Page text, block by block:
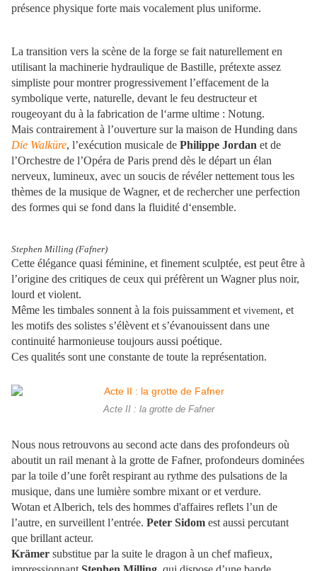
présence physique forte mais vocalement plus uniforme.
La transition vers la scène de la forge se fait naturellement en
utilisant la machinerie hydraulique de Bastille, prétexte assez
simpliste pour montrer progressivement l’effacement de la
symbolique verte, naturelle, devant le feu destructeur et
rougeoyant du à la fabrication de l‘arme ultime : Notung.
Mais contrairement à l’ouverture sur la maison de Hunding dans
Die Walküre, l’exécution musicale de Philippe Jordan et de
l’Orchestre de l’Opéra de Paris prend dès le départ un élan
nerveux, lumineux, avec un soucis de révéler nettement tous les
thèmes de la musique de Wagner, et de rechercher une perfection
des formes qui se fond dans la fluidité d‘ensemble.
Stephen Milling (Fafner)
Cette élégance quasi féminine, et finement sculptée, est peut être à
l’origine des critiques de ceux qui préfèrent un Wagner plus noir,
lourd et violent.
Même les timbales sonnent à la fois puissamment et vivement, et
les motifs des solistes s’élèvent et s’évanouissent dans une
continuité harmonieuse toujours aussi poétique.
Ces qualités sont une constante de toute la représentation.
Acte II : la grotte de Fafner
Nous nous retrouvons au second acte dans des profondeurs où
aboutit un rail menant à la grotte de Fafner, profondeurs dominées
par la toile d’une forêt respirant au rythme des pulsations de la
musique, dans une lumière sombre mixant or et verdure.
Wotan et Alberich, tels des hommes d'affaires reflets l’un de
l’autre, en surveillent l’entrée. Peter Sidom est aussi percutant
que brillant acteur.
Krämer substitue par la suite le dragon à un chef mafieux,